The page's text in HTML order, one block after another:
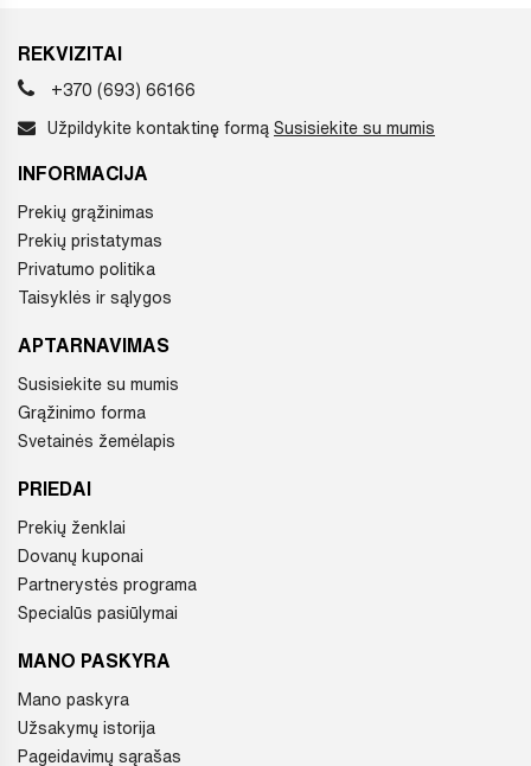
REKVIZITAI
+370 (693) 66166
Užpildykite kontaktinę formą Susisiekite su mumis
INFORMACIJA
Prekių grąžinimas
Prekių pristatymas
Privatumo politika
Taisyklės ir sąlygos
APTARNAVIMAS
Susisiekite su mumis
Grąžinimo forma
Svetainės žemėlapis
PRIEDAI
Prekių ženklai
Dovanų kuponai
Partnerystės programa
Specialūs pasiūlymai
MANO PASKYRA
Mano paskyra
Užsakymų istorija
Pageidavimų sąrašas